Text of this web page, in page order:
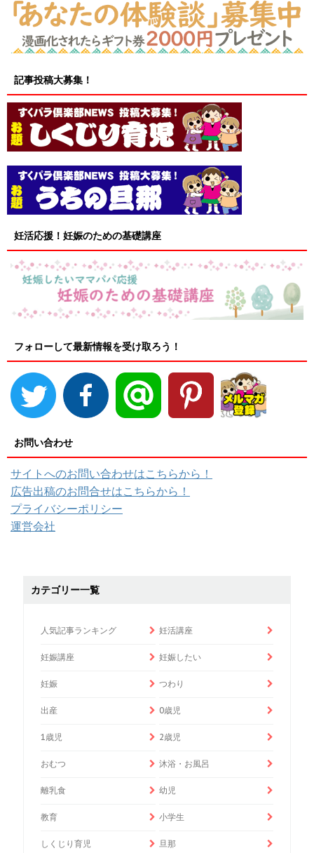
記事投稿大募集！
妊活応援！妊娠のための基礎講座
フォローして最新情報を受け取ろう！
お問い合わせ
サイトへのお問い合わせはこちらから！
広告出稿のお問合せはこちらから！
プライバシーポリシー
運営会社
カテゴリー一覧
人気記事ランキング 妊活講座
妊娠講座 妊娠したい
妊娠 つわり
出産 0歳児
1歳児 2歳児
おむつ 沐浴・お風呂
離乳食 幼児
教育 小学生
しくじり育児 旦那